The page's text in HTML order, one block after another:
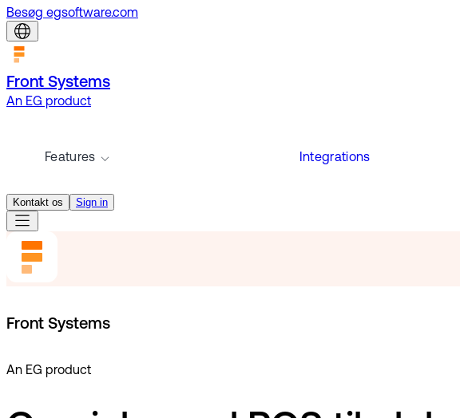
Besøg egsoftware.com
Front Systems
An EG product
Features Integrations
Kontakt os Sign in
Front Systems
An EG product